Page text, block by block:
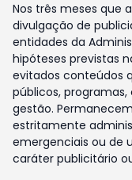
Nos três meses que
divulgação de
entidades da
hipóteses previstas
evitados conteúdos
públicos, programas,
gestão.
estritamente
emergenciais ou de
caráter publicitário